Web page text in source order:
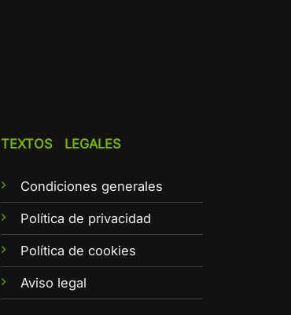
TEXTOS LEGALES
Condiciones generales
Política de privacidad
Política de cookies
Aviso legal